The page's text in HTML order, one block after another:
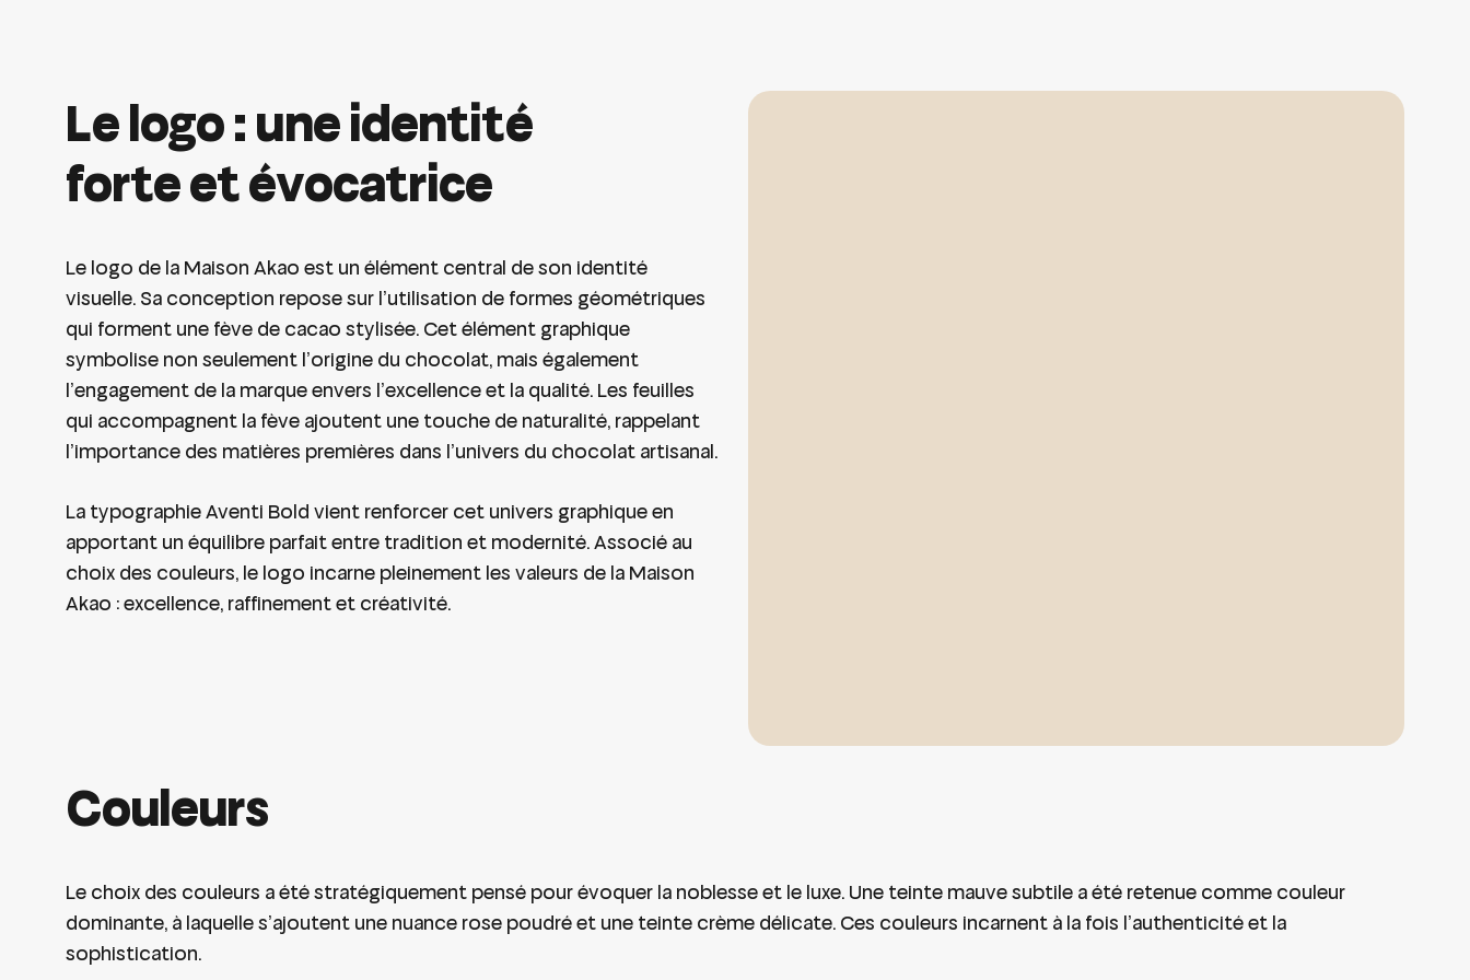
Le logo : une identité
forte et évocatrice
Le logo de la Maison Akao est un élément central de son identité
visuelle. Sa conception repose sur l’utilisation de formes géométriques
qui forment une fève de cacao stylisée. Cet élément graphique
symbolise non seulement l’origine du chocolat, mais également
l’engagement de la marque envers l’excellence et la qualité. Les feuilles
qui accompagnent la fève ajoutent une touche de naturalité, rappelant
l’importance des matières premières dans l’univers du chocolat artisanal.
La typographie Aventi Bold vient renforcer cet univers graphique en
apportant un équilibre parfait entre tradition et modernité. Associé au
choix des couleurs, le logo incarne pleinement les valeurs de la Maison
Akao : excellence, raffinement et créativité.
Couleurs
Le choix des couleurs a été stratégiquement pensé pour évoquer la noblesse et le luxe. Une teinte mauve subtile a été retenue comme couleur
dominante, à laquelle s’ajoutent une nuance rose poudré et une teinte crème délicate. Ces couleurs incarnent à la fois l’authenticité et la
sophistication.